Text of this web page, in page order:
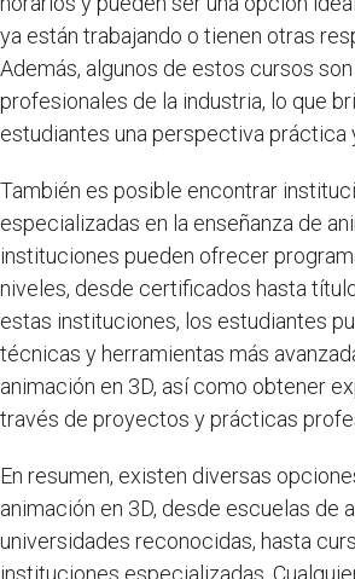
ya están trabajando o tienen otras
Además, algunos de estos cursos
profesionales de la industria, lo que
estudiantes una perspectiva práctica
También es posible encontrar
especializadas en la enseñanza de
instituciones pueden ofrecer
niveles, desde certificados hasta
estas instituciones, los estudiantes
técnicas y herramientas más
animación en 3D, así como obtener
través de proyectos y prácticas
En resumen, existen diversas
animación en 3D, desde escuelas de
universidades reconocidas, hasta
instituciones especializadas.